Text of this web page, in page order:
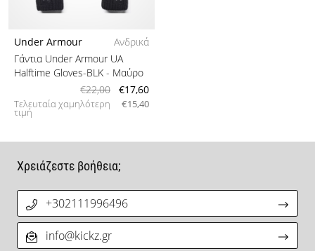
Under Armour
Ανδρικά
Γάντια Under Armour UA
Halftime Gloves-BLK - Μαύρο
€22,00
€17,60
Τελευταία χαμηλότερη
τιμή
€15,40
Χρειάζεστε βοήθεια;
+302111996496
info@kickz.gr